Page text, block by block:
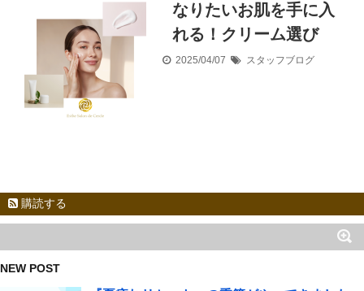
なりたいお肌を手に入
れる！クリーム選び
2025/04/07 スタッフブログ
購読する
NEW POST